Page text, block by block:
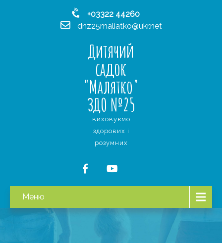
+03322 44260
dnz25maliatko@ukr.net
Дитячий
садок
"Малятко"
ЗДО №25
виховуємо
здорових і
розумних
Меню